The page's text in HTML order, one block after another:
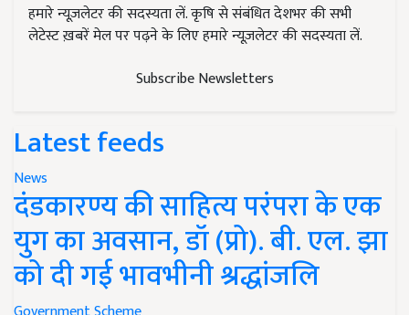
हमारे न्यूज़लेटर की सदस्यता लें. कृषि से संबंधित देशभर की सभी
लेटेस्ट ख़बरें मेल पर पढ़ने के लिए हमारे न्यूज़लेटर की सदस्यता लें.
Subscribe Newsletters
Latest feeds
News
दंडकारण्य की साहित्य परंपरा के एक
युग का अवसान, डॉ (प्रो). बी. एल. झा
को दी गई भावभीनी श्रद्धांजलि